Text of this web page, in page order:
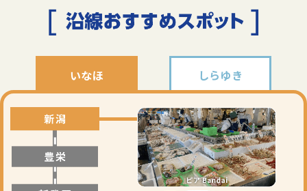
いなほ しらゆき